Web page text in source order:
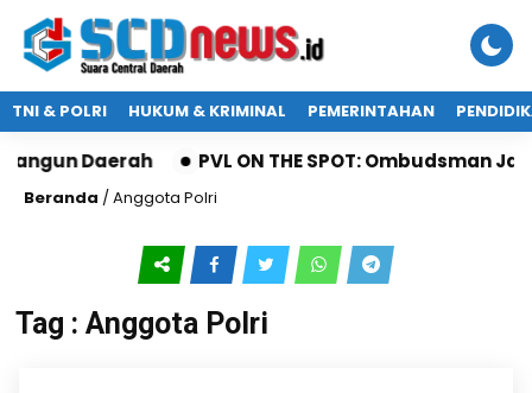
TNI & POLRI HUKUM & KRIMINAL PEMERINTAHAN
Daerah PVL ON THE SPOT: Ombudsman
Beranda /Anggota Polri
Tag : Anggota Polri